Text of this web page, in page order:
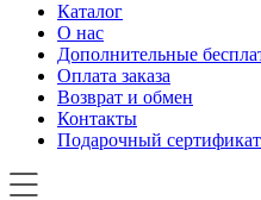
Каталог
О нас
Дополнительные
Оплата заказа
Возврат и обмен
Контакты
Подарочный сертификат